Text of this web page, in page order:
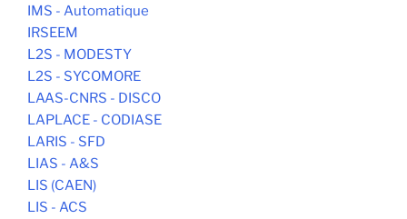
IMS - Automatique
IRSEEM
L2S - MODESTY
L2S - SYCOMORE
LAAS-CNRS - DISCO
LAPLACE - CODIASE
LARIS - SFD
LIAS - A&S
LIS (CAEN)
LIS - ACS